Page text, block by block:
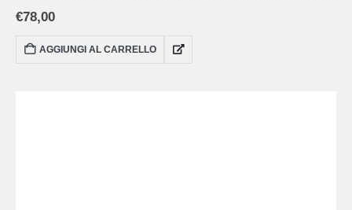
compressione
€78,00
AGGIUNGI AL CARRELLO